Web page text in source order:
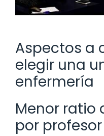
Aspectos a
elegir una
enfermería
Menor ratio
por profesor